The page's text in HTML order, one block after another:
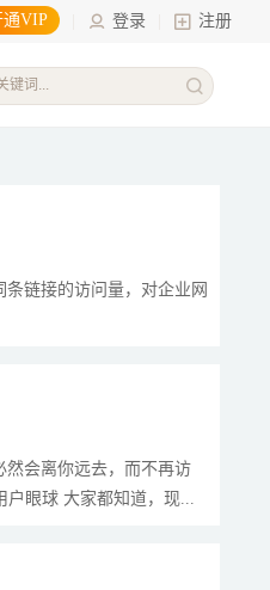
通VIP 登录 注册
链接的访问量，对企业网
然会离你远去，而不再访
户眼球 大家都知道，现...